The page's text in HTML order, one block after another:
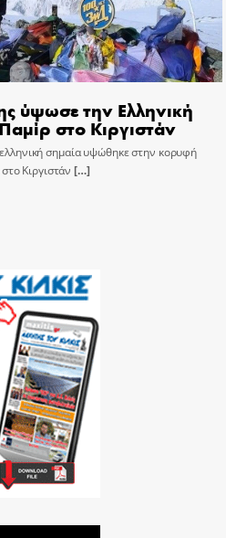
ύψωσε την Ελληνική
στο Κιργιστάν
σημαία υψώθηκε στην κορυφή
Κιργιστάν […]